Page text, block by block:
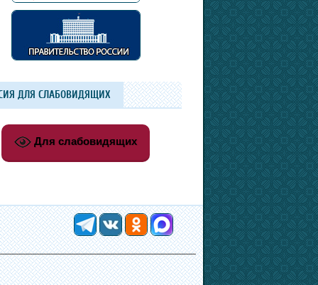
ДЛЯ СЛАБОВИДЯЩИХ
Для слабовидящих